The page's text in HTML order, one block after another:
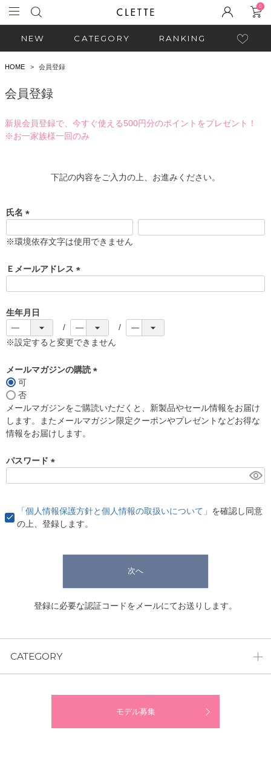
0
NEW CATEGORY RANKING
HOME 会員登録
会員登録
新規会員登録で、今すぐ使える500円分のポイントをプレゼント！
※お一家族様一回のみ
下記の内容をご入力の上、お進みください。
氏名
必
)
※環境依存文字は使用できません
Ｅメールアドレス
)
生年月日
※設定すると変更できません
メールマガジンの購読
須
)
可
否
メールマガジンをご購読いただくと、新製品やセール情報をお届け
します。またメールマガジン限定クーポンやプレゼントなどお得な
情報をお届けします。
パスワード
)
「個人情報保護方針と個人情報の取扱いについて」 を確認し同意
の上、登録します。
次へ
登録に必要な認証コードをメールにてお送りします。
CATEGORY
モデル募集